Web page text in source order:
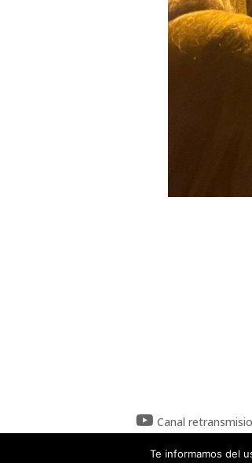
Canal
Te informamos del